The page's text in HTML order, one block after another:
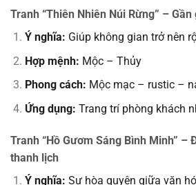
Tranh “Thiên Nhiên Núi Rừng” –
Ý nghĩa: Giúp không gian trở nên
Hợp mệnh: Mộc – Thủy
Phong cách: Mộc mạc – rustic –
Ứng dụng: Trang trí phòng khách
Tranh “Hồ Gươm Sáng Bình Minh” –
thanh lịch
Ý nghĩa: Sự hòa quyện giữa văn